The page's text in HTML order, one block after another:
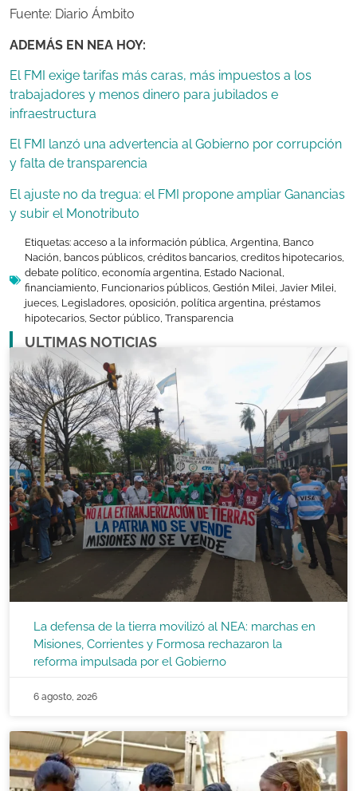
Fuente: Diario Ámbito
ADEMÁS EN NEA HOY:
El FMI exige tarifas más caras, más impuestos a los
trabajadores y menos dinero para jubilados e
infraestructura
El FMI lanzó una advertencia al Gobierno por corrupción
y falta de transparencia
El ajuste no da tregua: el FMI propone ampliar Ganancias
y subir el Monotributo
Etiquetas: acceso a la información pública, Argentina, Banco
Nación, bancos públicos, créditos bancarios, creditos hipotecarios,
debate político, economía argentina, Estado Nacional,
financiamiento, Funcionarios públicos, Gestión Milei, Javier Milei,
jueces, Legisladores, oposición, política argentina, préstamos
hipotecarios, Sector público, Transparencia
ULTIMAS NOTICIAS
La defensa de la tierra movilizó al NEA: marchas en
Misiones, Corrientes y Formosa rechazaron la
reforma impulsada por el Gobierno
6 agosto, 2026